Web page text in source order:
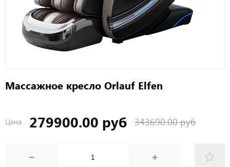
Массажное кресло Orlauf Elfen
Цена 279900.00 руб 343690.00 руб